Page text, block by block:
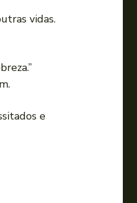
vidas.
e